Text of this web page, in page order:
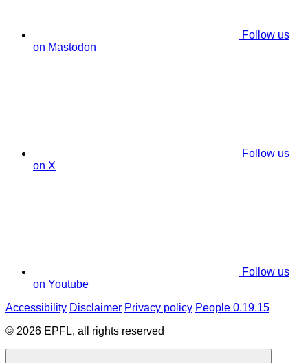
Follow us
on Mastodon
Follow us
on X
Follow us
on Youtube
Accessibility Disclaimer Privacy policy People 0.19.15
© 2026 EPFL, all rights reserved